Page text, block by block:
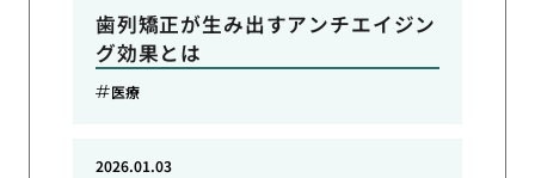
歯列矯正が生み出すアンチエイジン
グ効果とは
医療
2026.01.03